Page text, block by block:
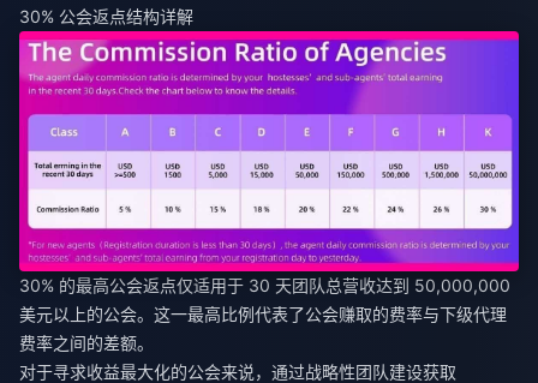
30% 公会返点结构详解
30% 的最高公会返点仅适用于 30 天团队总营收达到 50,000,000
美元以上的公会。这一最高比例代表了公会赚取的费率与下级代理
费率之间的差额。
对于寻求收益最大化的公会来说，通过战略性团队建设获取